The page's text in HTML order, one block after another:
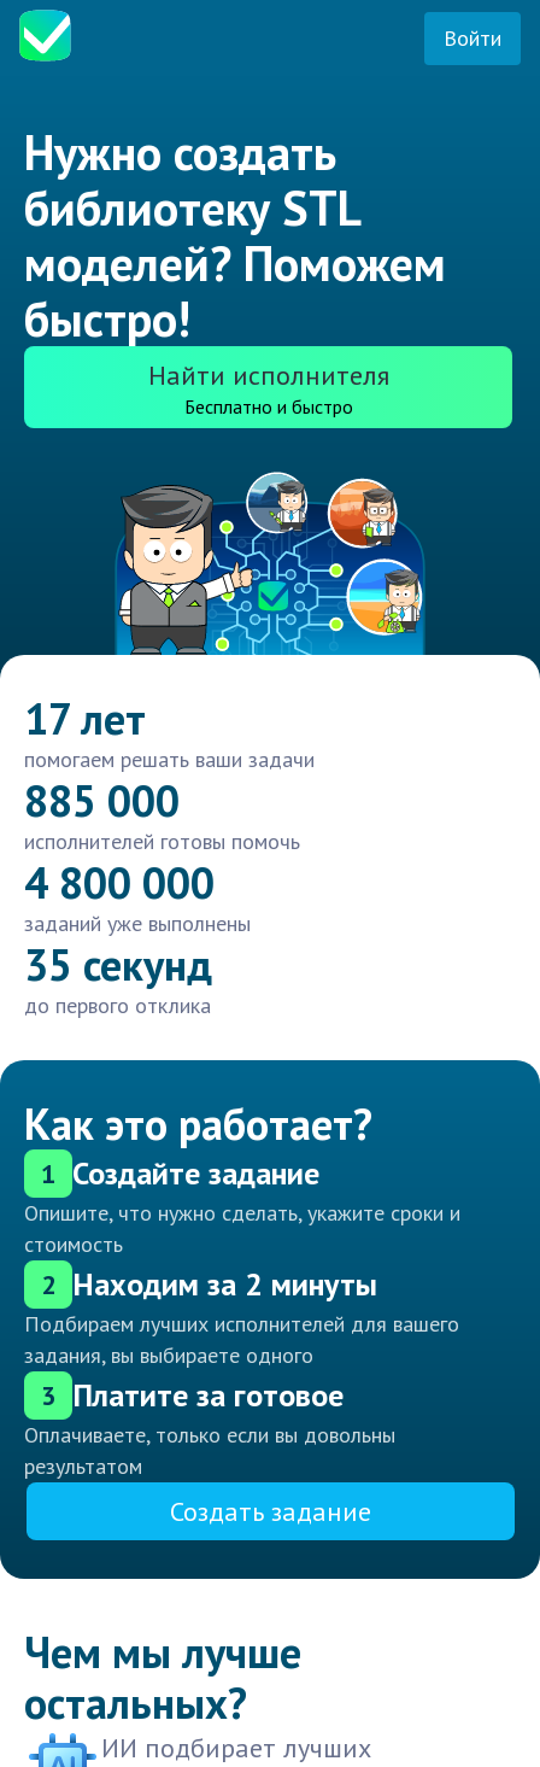
Войти
Нужно создать
библиотеку STL
моделей? Поможем
быстро!
Найти исполнителя
Бесплатно и быстро
17 лет
помогаем решать ваши задачи
885 000
исполнителей готовы помочь
4 800 000
заданий уже выполнены
35 секунд
до первого отклика
Как это работает?
1 Создайте задание
Опишите, что нужно сделать, укажите сроки и
стоимость
2 Находим за 2 минуты
Подбираем лучших исполнителей для вашего
задания, вы выбираете одного
3 Платите за готовое
Оплачиваете, только если вы довольны
результатом
Создать задание
Чем мы лучше
остальных?
ИИ подбирает лучших